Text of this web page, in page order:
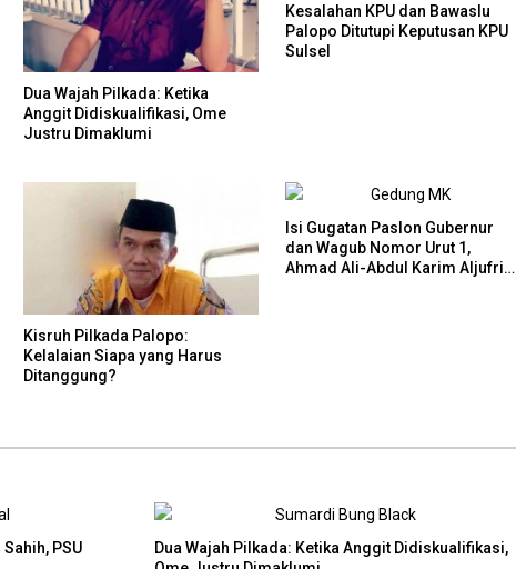
Dua Wajah Pilkada: Ketika
Anggit Didiskualifikasi, Ome
Justru Dimaklumi
Kesalahan KPU dan Bawaslu
Palopo Ditutupi Keputusan KPU
Sulsel
Kisruh Pilkada Palopo:
Kelalaian Siapa yang Harus
Ditanggung?
Isi Gugatan Paslon Gubernur
dan Wagub Nomor Urut 1,
Ahmad Ali-Abdul Karim Aljufri
PSU
Dua Wajah Pilkada: Ketika Anggit Didiskualifikasi,